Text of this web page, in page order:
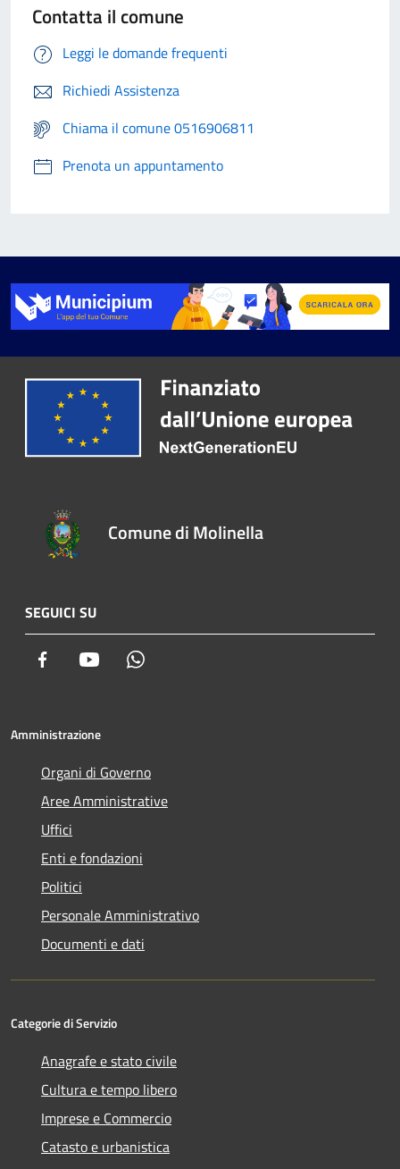
Contatta il comune
Leggi le domande frequenti
Richiedi Assistenza
Chiama il comune 0516906811
Prenota un appuntamento
Comune di Molinella
SEGUICI SU
Facebook Youtube
Amministrazione
Organi di Governo
Aree Amministrative
Uffici
Enti e fondazioni
Politici
Personale Amministrativo
Documenti e dati
Categorie di Servizio
Anagrafe e stato civile
Cultura e tempo libero
Imprese e Commercio
Catasto e urbanistica